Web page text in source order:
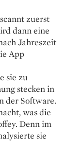
zuerst
dann eine
Jahreszeit
App
sie zu
stecken in
der Software.
was die
Denn im
sie